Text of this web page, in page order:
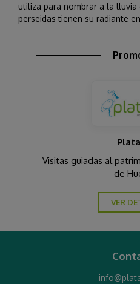
utiliza para nombrar a la lluvia
perseidas tienen su radiante
Visitas guiadas al
de
VER